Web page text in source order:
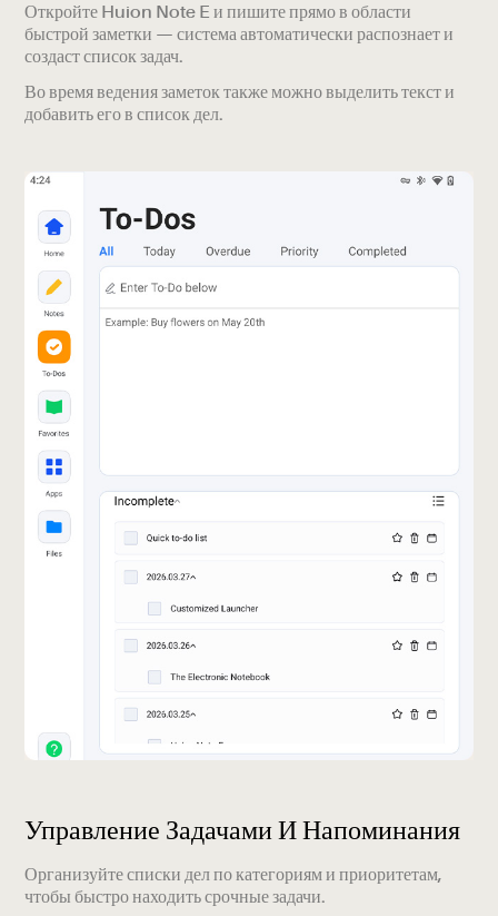
Откройте Huion Note E и пишите прямо в области
быстрой заметки — система автоматически распознает и
создаст список задач.
Во время ведения заметок также можно выделить текст и
добавить его в список дел.
Управление Задачами И Напоминания
Организуйте списки дел по категориям и приоритетам,
чтобы быстро находить срочные задачи.